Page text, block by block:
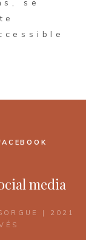
se
media
| 2021